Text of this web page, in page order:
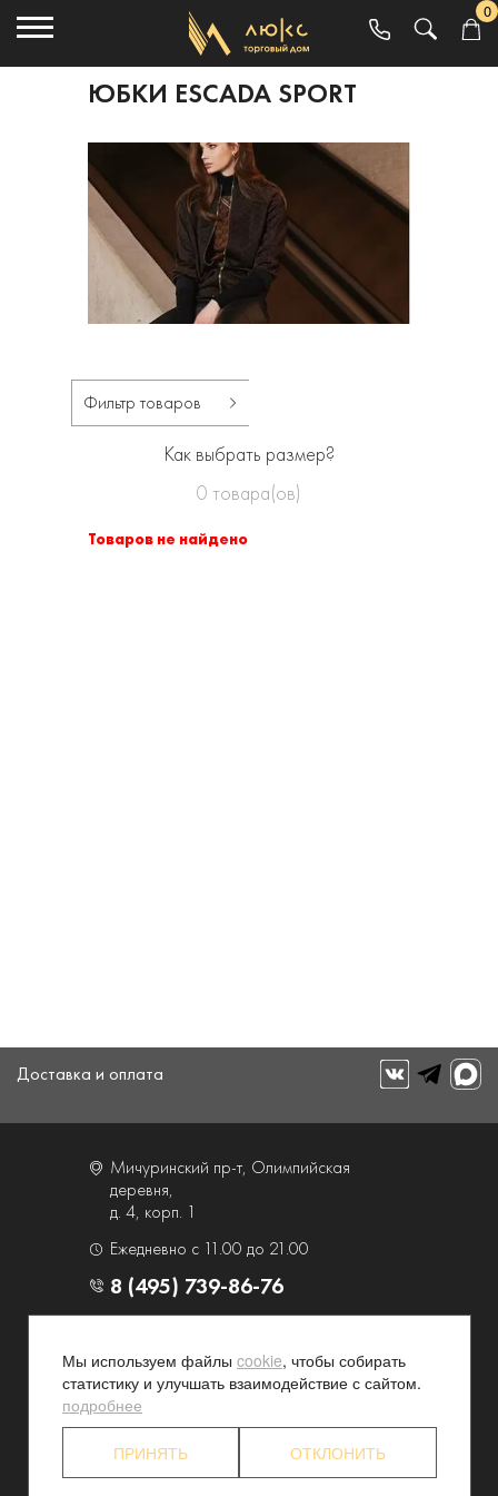
0
ЮБКИ ESCADA SPORT
Фильтр товаров
Как выбрать размер?
0 товара(ов)
Товаров не найдено
Доставка и оплата
Мичуринский пр-т, Олимпийская
деревня,
д. 4, корп. 1
Ежедневно с 11.00 до 21.00
8 (495) 739-86-76
Контакты и схема проезда
Наши преимущества
Программа лояльности
Партнерские программы
Конфиденциальность
Акционерам
Мы используем файлы cookie, чтобы собирать
статистику и улучшать взаимодействие с сайтом.
подробнее
ПРИНЯТЬ ОТКЛОНИТЬ